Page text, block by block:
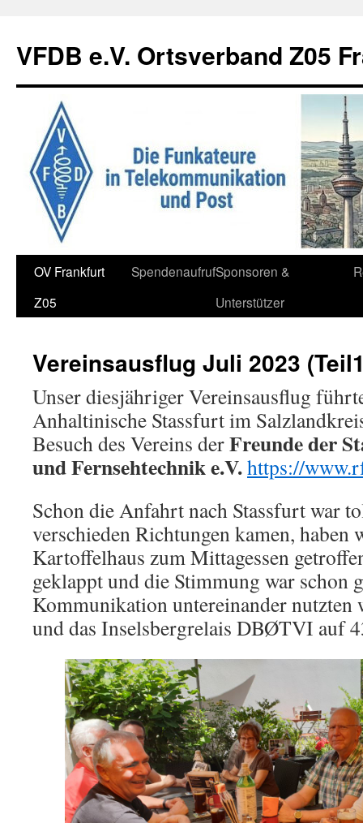
springen
VFDB e.V. Ortsverband Z05
OV Frankfurt
Z05
SpendenaufrufSponsoren &
Unterstützer
Vereinsausflug Juli 2023
Unser diesjähriger Vereinsausflug
Anhaltinische Stassfurt im
Besuch des Vereins derFreunde der
und Fernsehtechnik e.V.https://
Schon die Anfahrt nach Stassfurt war
verschieden Richtungen kamen, haben
Kartoffelhaus zum Mittagessen
geklappt und die Stimmung war schon
Kommunikation untereinander
und das Inselsbergrelais DBØTVI auf